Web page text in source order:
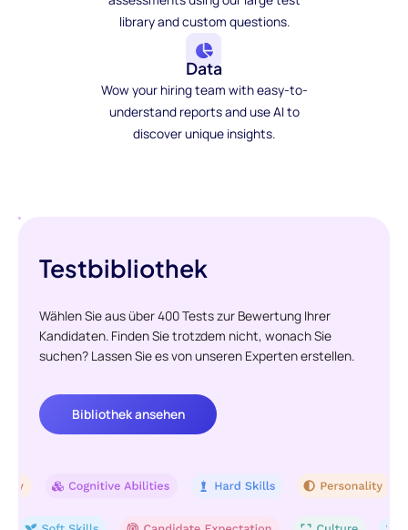
library and custom questions.
Data
Wow your hiring team with easy-to-
understand reports and use AI to
discover unique insights.
Testbibliothek
Wählen Sie aus über 400 Tests zur Bewertung Ihrer
Kandidaten. Finden Sie trotzdem nicht, wonach Sie
suchen? Lassen Sie es von unseren Experten erstellen.
Bibliothek ansehen